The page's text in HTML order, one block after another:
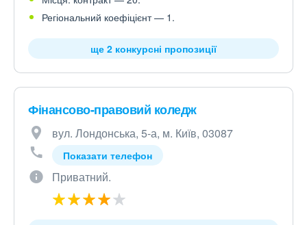
Регіональний коефіцієнт — 1.
ще 2 конкурсні пропозиції
Фінансово-правовий коледж
вул. Лондонська, 5-а, м. Київ, 03087
Показати телефон
Приватний.